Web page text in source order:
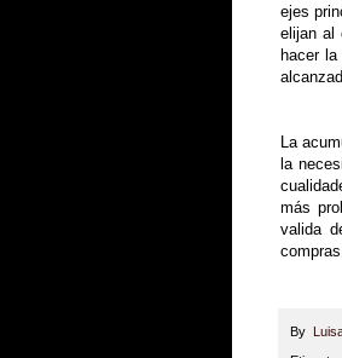
ejes
elijan al
hacer
La
la
más
valida
compras.
By